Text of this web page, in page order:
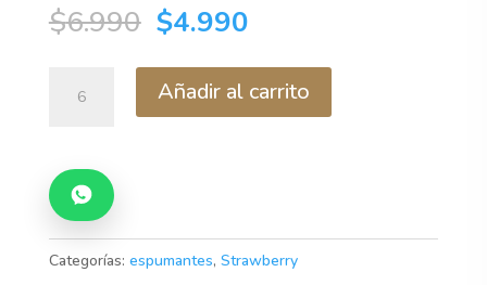
$6.990 El
original
era:
$4.990El
actual
es:
Añadir al carrito
Categorías: espumantes, Strawberry